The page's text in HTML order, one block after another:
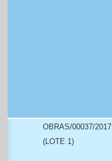
OBRAS/00037/2017
(LOTE 1)